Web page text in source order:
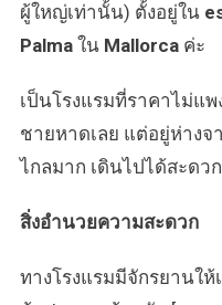
ผู้ใหญ่เท่านั้น) ตั้งอยู่ใน
Palmaใน Mallorcaค่ะ
เป็นโรงแรมที่ราคาไม่แ
ชายหาดเลย แต่อยู่ห่าง
ไกลมาก เดินไปได้สะดว
สิ่งอำนวยความสะดวก
ทางโรงแรมมีจักรยานให้